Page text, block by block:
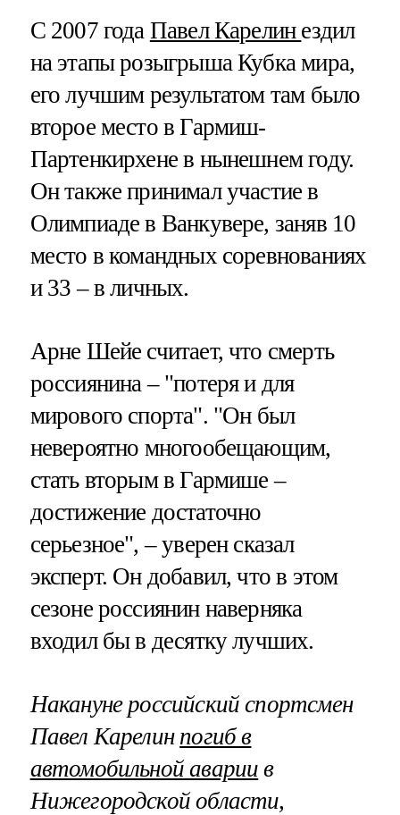
С 2007 года Павел Карелин ездил
на этапы розыгрыша Кубка мира,
его лучшим результатом там было
второе место в Гармиш-
Партенкирхене в нынешнем году.
Он также принимал участие в
Олимпиаде в Ванкувере, заняв 10
место в командных соревнованиях
и 33 – в личных.
Арне Шейе считает, что смерть
россиянина – "потеря и для
мирового спорта". "Он был
невероятно многообещающим,
стать вторым в Гармише –
достижение достаточно
серьезное", – уверен сказал
эксперт. Он добавил, что в этом
сезоне россиянин наверняка
входил бы в десятку лучших.
Накануне российский спортсмен
Павел Карелин погиб в
автомобильной аварии в
Нижегородской области,